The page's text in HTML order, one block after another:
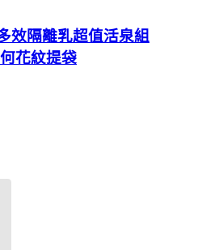
效隔離乳超值活泉組
花紋提袋